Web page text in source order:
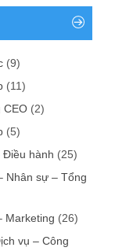
(9)
(11)
CEO (2)
(5)
Điều hành (25)
Nhân sự – Tổng
Marketing (26)
vụ – Công